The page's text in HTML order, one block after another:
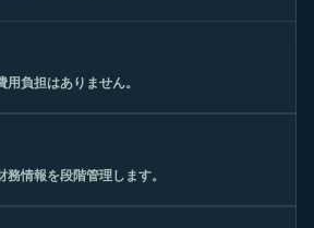
負担はありません。
情報を段階管理します。